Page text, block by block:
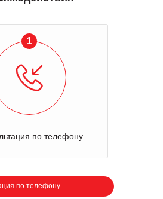
1
по телефону
по телефону